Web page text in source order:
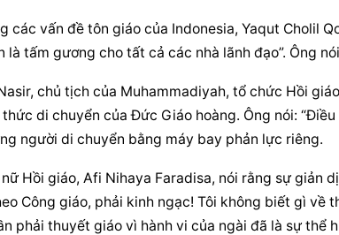
các vấn đề tôn giáo của Indonesia, Yaqut Cholil
là tấm gương cho tất cả các nhà lãnh đạo”. Ông
chủ tịch của Muhammadiyah, tổ chức Hồi
di chuyển của Đức Giáo hoàng. Ông nói:
người di chuyển bằng máy bay phản lực riêng.
Hồi giáo, Afi Nihaya Faradisa, nói rằng sự giản
Công giáo, phải kinh ngạc! Tôi không biết gì về
phải thuyết giáo vì hành vi của ngài đã là sự thể